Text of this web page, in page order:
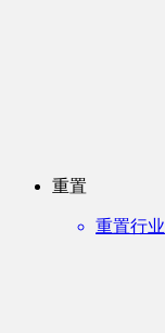
重置
重置行业